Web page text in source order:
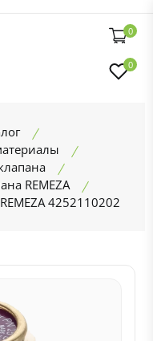
0
0
REMEZA
4252110202